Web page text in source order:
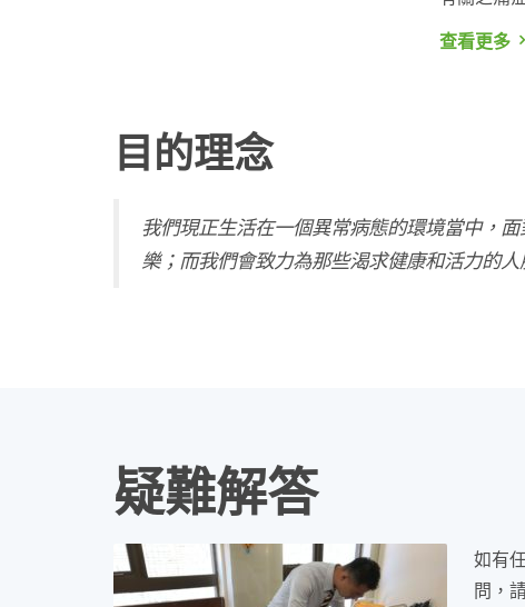
查看更多
目的理念
我們現正生活在一個異常病態的環境當中，
樂；而我們會致力為那些渴求健康和活力的人
疑難解答
如有
問，